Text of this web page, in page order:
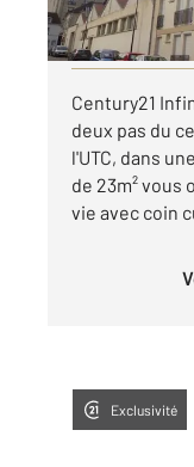
par mois
Visiter le site
Century21
deux pas du
l'UTC, dans
de 23m²
vie avec coin
Exclusivité